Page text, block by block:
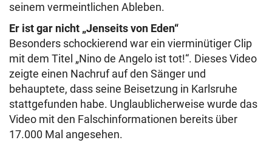
seinem vermeintlichen Ableben.
Er ist gar nicht „Jenseits von Eden“
Besonders schockierend war ein vierminütiger Clip
mit dem Titel „Nino de Angelo ist tot!“. Dieses Video
zeigte einen Nachruf auf den Sänger und
behauptete, dass seine Beisetzung in Karlsruhe
stattgefunden habe. Unglaublicherweise wurde das
Video mit den Falschinformationen bereits über
17.000 Mal angesehen.